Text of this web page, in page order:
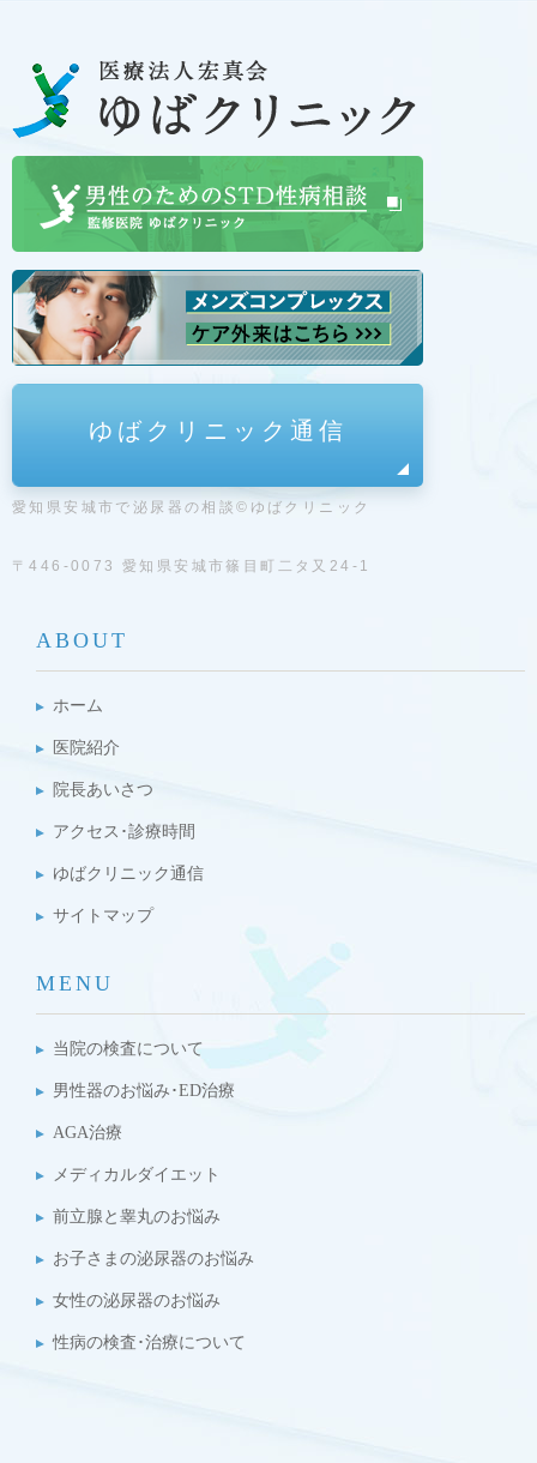
ゆばクリニック通信
愛知県安城市で泌尿器の相談©ゆばクリニック
〒446-0073 愛知県安城市篠目町二タ又24-1
ABOUT
ホーム
医院紹介
院長あいさつ
アクセス･診療時間
ゆばクリニック通信
サイトマップ
MENU
当院の検査について
男性器のお悩み･ED治療
AGA治療
メディカルダイエット
前立腺と睾丸のお悩み
お子さまの泌尿器のお悩み
女性の泌尿器のお悩み
性病の検査･治療について